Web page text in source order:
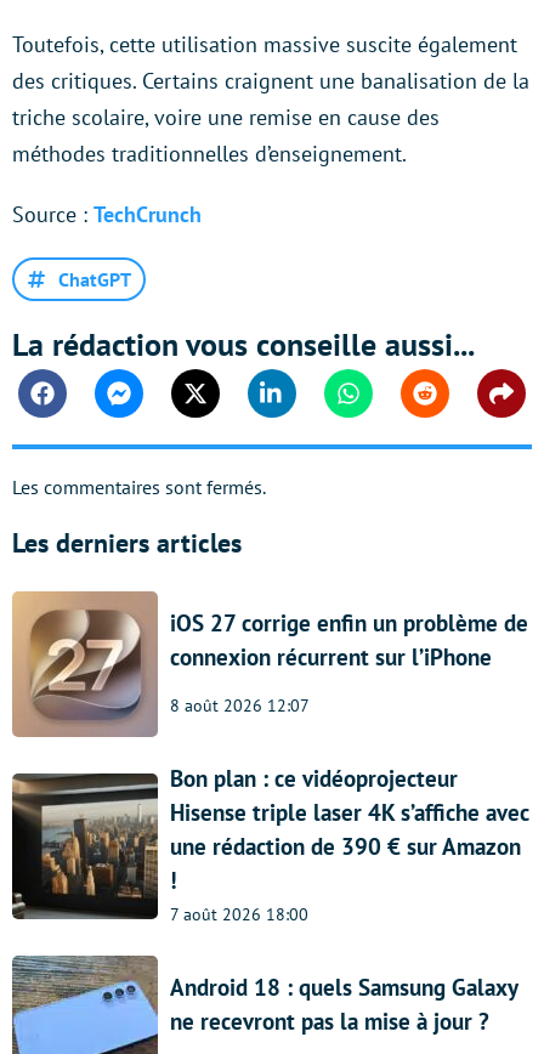
Toutefois, cette utilisation massive suscite également
des critiques. Certains craignent une banalisation de la
triche scolaire, voire une remise en cause des
méthodes traditionnelles d’enseignement.
Source : TechCrunch
ChatGPT
La rédaction vous conseille aussi...
FacebookMessengerTwitter Linkedin WhatsappReddit
Les commentaires sont fermés.
Les derniers articles
iOS 27 corrige enfin un problème de
connexion récurrent sur l’iPhone
8 août 2026 12:07
Bon plan : ce vidéoprojecteur
Hisense triple laser 4K s’affiche avec
une rédaction de 390 € sur Amazon
!
7 août 2026 18:00
Android 18 : quels Samsung Galaxy
ne recevront pas la mise à jour ?